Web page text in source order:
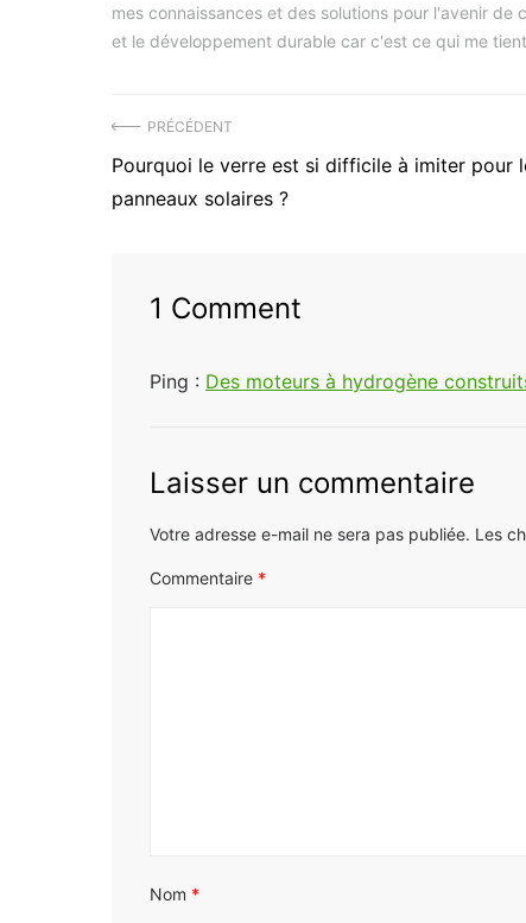
mes connaissances et des solutions pour l'avenir
et le développement durable car c'est ce qui me
Navigation
de
PRÉCÉDENT
Précédent
article
Pourquoi le verre est si difficile à imiter pour
panneaux solaires ?
1 Comment
Ping : Des moteurs à hydrogène
Laisser un commentaire
Votre adresse e-mail ne sera pas publiée. Les
Commentaire *
Nom *